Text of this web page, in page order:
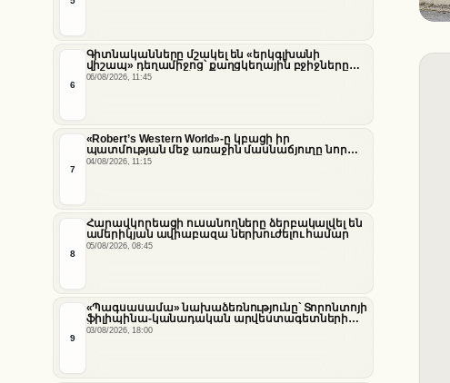
6
Գիտնականները մշակել են «երկգլխանի
վիշապ» դեղամիջոց՝ քաղցկեղային բջիջները
սովամահ անելու համար
06/08/2026, 11:45
7
«Robert’s Western World»-ը կբացի իր
պատմության մեջ առաջին մասնաճյուղը նոր
«Nissan Stadium» մարզադաշտում
04/08/2026, 11:15
8
Հարավկորեացի ուսանողները ձերբակալվել են
ամերիկյան ավիաբազա ներխուժելու համար
05/08/2026, 08:45
9
«Պագսասամա» նախաձեռնությունը՝ Տորոնտոյի
ֆիլիպինա-կանադական արվեստագետների
համար
03/08/2026, 18:00